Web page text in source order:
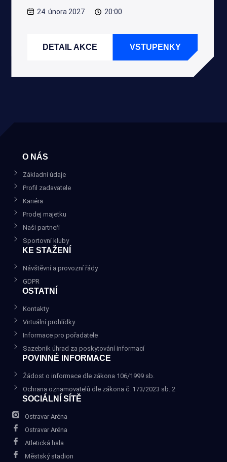
24. února 2027 20:00
DETAIL AKCE VSTUPENKY
O NÁS
Základní údaje
Profil zadavatele
Kariéra
Prodej majetku
Naši partneři
Sportovní kluby
KE STAŽENÍ
Návštěvní a provozní řády
GDPR
OSTATNÍ
Kontakty
Virtuální prohlídky
Informace pro pořadatele
Sazebník úhrad za poskytování informací
POVINNÉ INFORMACE
Žádost o informace dle zákona 106/1999 sb.
Ochrana oznamovatelů dle zákona č. 173/2023 sb. 2
SOCIÁLNÍ SÍTĚ
Ostravar Aréna
Ostravar Aréna
Atletická hala
Městský stadion